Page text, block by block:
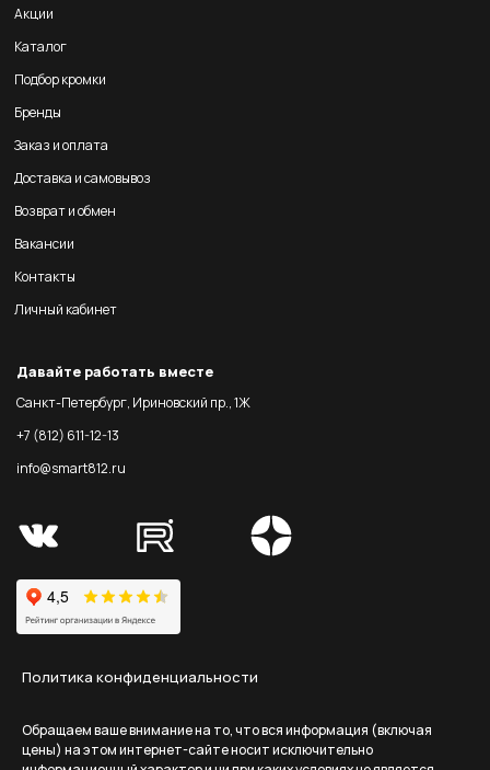
Акции
Каталог
Подбор кромки
Бренды
Заказ и оплата
Доставка и самовывоз
Возврат и обмен
Вакансии
Контакты
Личный кабинет
Давайте работать вместе
Санкт-Петербург, Ириновский пр., 1Ж
+7 (812) 611-12-13
info@smart812.ru
Политика конфиденциальности
Обращаем ваше внимание на то, что вся информация (включая
цены) на этом интернет-сайте носит исключительно